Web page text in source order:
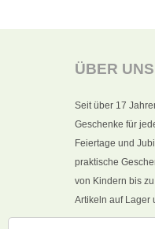
ÜBER UNS
Seit über 17
Geschenke für
Feiertage und
praktische
von Kindern bis
Artikeln auf Lager